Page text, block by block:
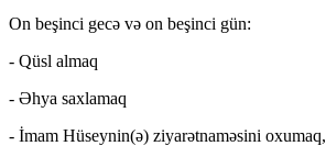
On beşinci gecə və on beşinci gün:
- Qüsl almaq
- Əhya saxlamaq
- İmam Hüseynin(ə) ziyarətnaməsini oxumaq,